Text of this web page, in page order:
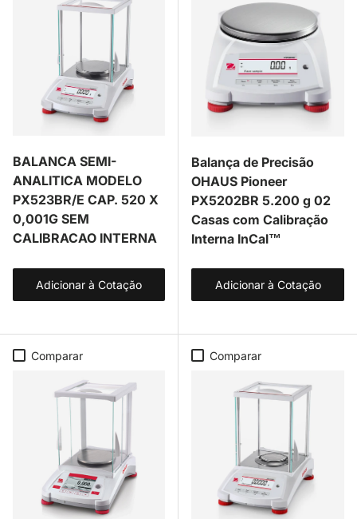
BALANCA SEMI-
ANALITICA MODELO
PX523BR/E CAP. 520 X
0,001G SEM
CALIBRACAO INTERNA
Adicionar à Cotação
Balança de Precisão
OHAUS Pioneer
PX5202BR 5.200 g 02
Casas com Calibração
Interna InCal™
Adicionar à Cotação
Comparar Comparar